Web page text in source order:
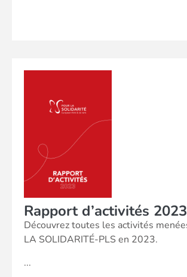
Rapport d’activités 2023
Découvrez toutes les activités
LA SOLIDARITÉ-PLS en 2023.
...